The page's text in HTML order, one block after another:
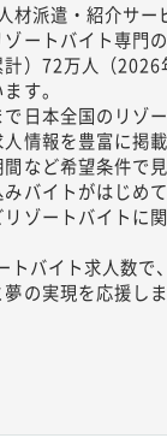
材派遣・紹介サー
ートバイト専門
計）72万人（
す。
日本全国のリゾー
情報を豊富に掲載
など希望条件で
みバイトがはじめ
ゾートバイトに
トバイト求人数で
の実現を応援しま